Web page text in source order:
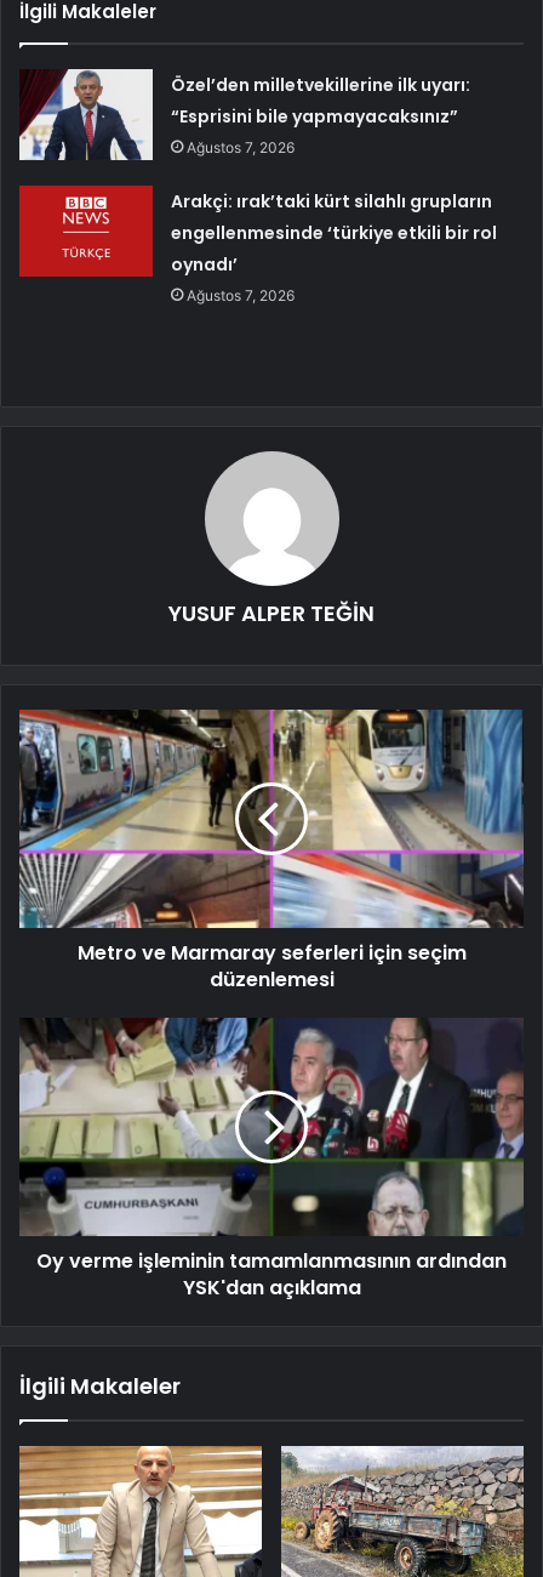
İlgili Makaleler
Özel’den milletvekillerine ilk uyarı:
“Esprisini bile yapmayacaksınız”
Ağustos 7, 2026
Arakçi: ırak’taki kürt silahlı grupların
engellenmesinde ‘türkiye etkili bir rol
oynadı’
Ağustos 7, 2026
YUSUF ALPER TEĞİN
Metro ve Marmaray seferleri için seçim
düzenlemesi
Oy verme işleminin tamamlanmasının ardından
YSK'dan açıklama
İlgili Makaleler